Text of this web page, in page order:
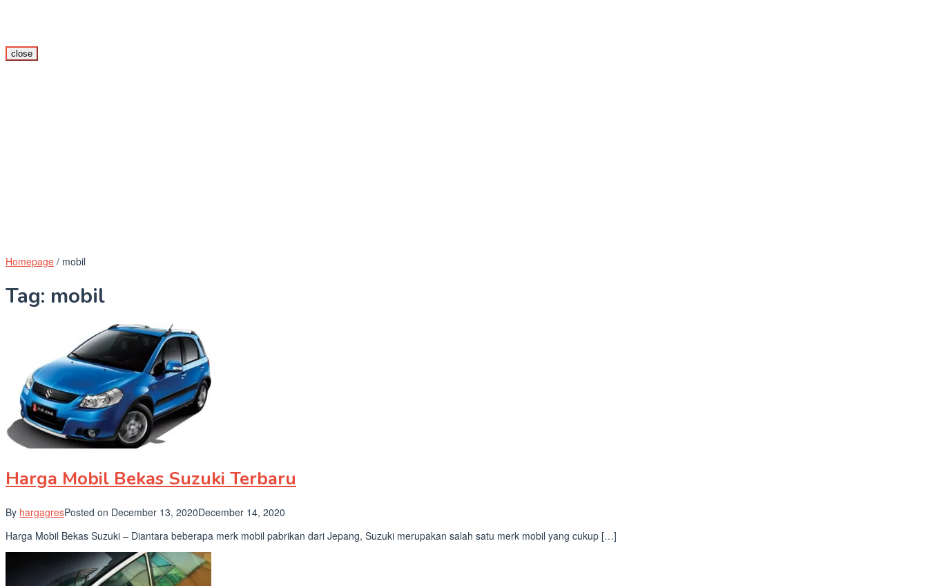
close
Homepage / mobil
Tag: mobil
Harga Mobil Bekas Suzuki Terbaru
By hargagresPosted on December 13, 2020December 14, 2020
Harga Mobil Bekas Suzuki – Diantara beberapa merk mobil pabrikan dari Jepang, Suzuki merupakan salah satu merk mobil yang cukup […]